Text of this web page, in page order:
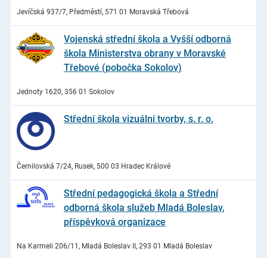
Jevíčská 937/7, Předměstí, 571 01 Moravská Třebová
Vojenská střední škola a Vyšší odborná
škola Ministerstva obrany v Moravské
Třebové (pobočka Sokolov)
Jednoty 1620, 356 01 Sokolov
Střední škola vizuální tvorby, s. r. o.
Černilovská 7/24, Rusek, 500 03 Hradec Králové
Střední pedagogická škola a Střední
odborná škola služeb Mladá Boleslav,
příspěvková organizace
Na Karmeli 206/11, Mladá Boleslav II, 293 01 Mladá Boleslav